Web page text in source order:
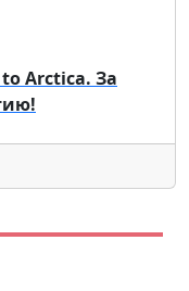
Arcticа. За